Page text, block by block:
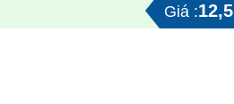
Giá :12,5